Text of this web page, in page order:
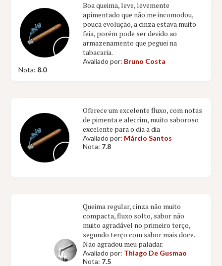
Boa queima, leve, levemente
apimentado que não me incomodou,
pouca evolução, a cinza estava muito
feia, porém pode ser devido ao
armazenamento que peguei na
tabacaria.
Avaliado por: Bruno Costa
Nota: 8.0
Oferece um excelente fluxo, com notas
de pimenta e alecrim, muito saboroso
excelente para o dia a dia
Avaliado por: Márcio Santos
Nota: 7.8
Queima regular, cinza não muito
compacta, fluxo solto, sabor não
muito agradável no primeiro terço,
segundo terço com sabor mais doce.
Não agradou meu paladar.
Avaliado por: Thiago De Gusmao
Nota: 7.5